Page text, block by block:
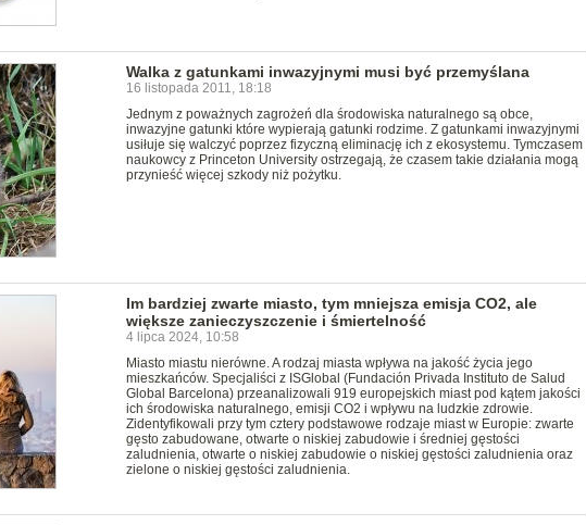
Walka z gatunkami inwazyjnymi musi być przemyślana
16 listopada 2011, 18:18
Jednym z poważnych zagrożeń dla środowiska naturalnego są obce,
inwazyjne gatunki które wypierają gatunki rodzime. Z gatunkami inwazyjnymi
usiłuje się walczyć poprzez fizyczną eliminację ich z ekosystemu. Tymczasem
naukowcy z Princeton University ostrzegają, że czasem takie działania mogą
przynieść więcej szkody niż pożytku.
Im bardziej zwarte miasto, tym mniejsza emisja CO2, ale
większe zanieczyszczenie i śmiertelność
4 lipca 2024, 10:58
Miasto miastu nierówne. A rodzaj miasta wpływa na jakość życia jego
mieszkańców. Specjaliści z ISGlobal (Fundación Privada Instituto de Salud
Global Barcelona) przeanalizowali 919 europejskich miast pod kątem jakości
ich środowiska naturalnego, emisji CO2 i wpływu na ludzkie zdrowie.
Zidentyfikowali przy tym cztery podstawowe rodzaje miast w Europie: zwarte
gęsto zabudowane, otwarte o niskiej zabudowie i średniej gęstości
zaludnienia, otwarte o niskiej zabudowie o niskiej gęstości zaludnienia oraz
zielone o niskiej gęstości zaludnienia.